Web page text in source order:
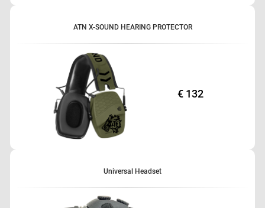
ATN X-SOUND HEARING PROTECTOR
€ 132
Universal Headset